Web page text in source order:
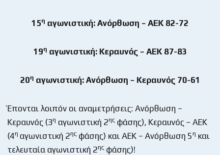
15η αγωνιστική: Ανόρθωση – ΑΕΚ 82-72
19η αγωνιστική: Κεραυνός – ΑΕΚ 87-83
20η αγωνιστική: Ανόρθωση – Κεραυνός 70-61
Έπονται λοιπόν οι αναμετρήσεις: Ανόρθωση –
Κεραυνός (3η αγωνιστική 2ης φάσης), Κεραυνός – ΑΕΚ
(4η αγωνιστική 2ης φάσης) και ΑΕΚ – Ανόρθωση 5η και
τελευταία αγωνιστική 2ης φάσης)!